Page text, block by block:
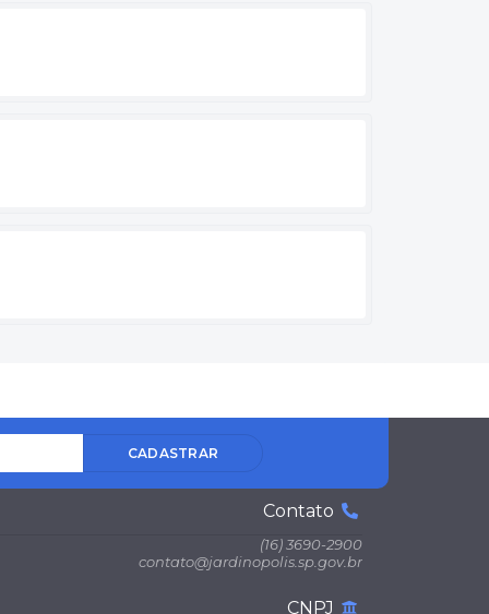
CADASTRAR
Contato
(16) 3690-2900
contato@jardinopolis.sp.gov.br
CNPJ